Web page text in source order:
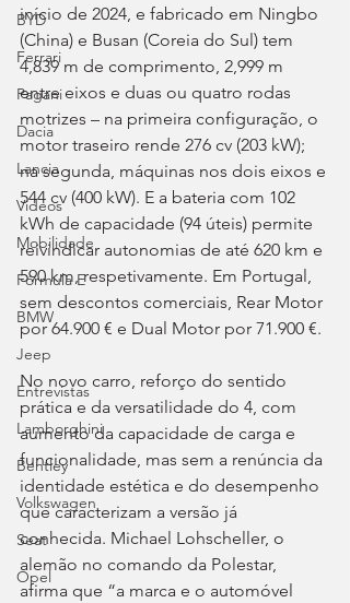
BYD
Ferrari
Pagani
Dacia
Lancia
Videos
Mobilidade
Fórmula E
BMW
Jeep
Entrevistas
Lamborghini
Bentley
Volkswagen
Seat
Opel
início de 2024, e fabricado em Ningbo
(China) e Busan (Coreia do Sul) tem
4,839 m de comprimento, 2,999 m
entre eixos e duas ou quatro rodas
motrizes – na primeira configuração, o
motor traseiro rende 276 cv (203 kW);
na segunda, máquinas nos dois eixos e
544 cv (400 kW). E a bateria com 102
kWh de capacidade (94 úteis) permite
reivindicar autonomias de até 620 km e
590 km, respetivamente. Em Portugal,
sem descontos comerciais, Rear Motor
por 64.900 € e Dual Motor por 71.900 €.
No novo carro, reforço do sentido
prática e da versatilidade do 4, com
aumento da capacidade de carga e
funcionalidade, mas sem a renúncia da
identidade estética e do desempenho
que caracterizam a versão já
conhecida. Michael Lohscheller, o
alemão no comando da Polestar,
afirma que “a marca e o automóvel